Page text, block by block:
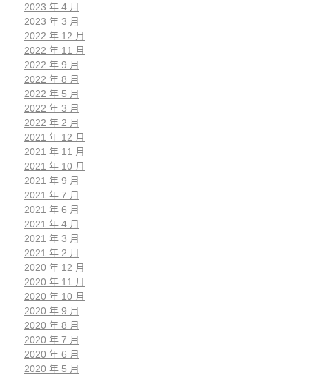
2023 年 4 月
2023 年 3 月
2022 年 12 月
2022 年 11 月
2022 年 9 月
2022 年 8 月
2022 年 5 月
2022 年 3 月
2022 年 2 月
2021 年 12 月
2021 年 11 月
2021 年 10 月
2021 年 9 月
2021 年 7 月
2021 年 6 月
2021 年 4 月
2021 年 3 月
2021 年 2 月
2020 年 12 月
2020 年 11 月
2020 年 10 月
2020 年 9 月
2020 年 8 月
2020 年 7 月
2020 年 6 月
2020 年 5 月